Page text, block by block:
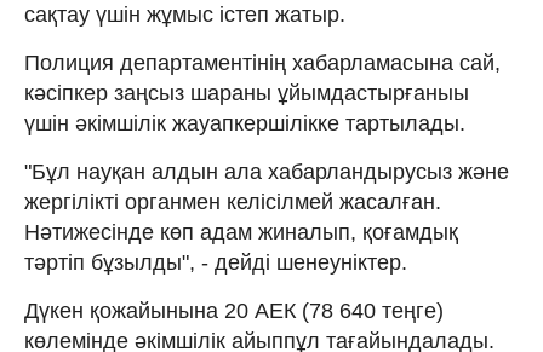
сақтау үшін жұмыс істеп жатыр.
Полиция департаментінің хабарламасына сай,
кәсіпкер заңсыз шараны ұйымдастырғаныы
үшін әкімшілік жауапкершілікке тартылады.
"Бұл науқан алдын ала хабарландырусыз және
жергілікті органмен келісілмей жасалған.
Нәтижесінде көп адам жиналып, қоғамдық
тәртіп бұзылды", - дейді шенеуніктер.
Дүкен қожайынына 20 АЕК (78 640 теңге)
көлемінде әкімшілік айыппұл тағайындалады.